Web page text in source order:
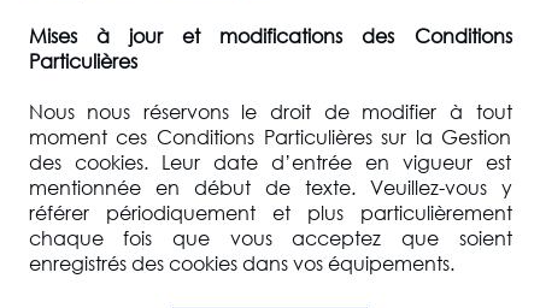
Mises à jour et modifications des Conditions
Particulières
Nous nous réservons le droit de modifier à tout
moment ces Conditions Particulières sur la Gestion
des cookies. Leur date d’entrée en vigueur est
mentionnée en début de texte. Veuillez-vous y
référer périodiquement et plus particulièrement
chaque fois que vous acceptez que soient
enregistrés des cookies dans vos équipements.